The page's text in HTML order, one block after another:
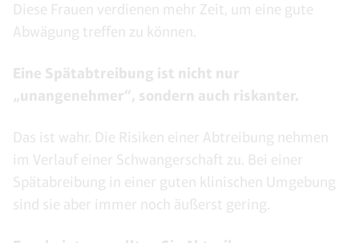
Diese Frauen verdienen mehr Zeit, um eine gute
Abwägung treffen zu können.
Eine Spätabtreibung ist nicht nur
„unangenehmer“, sondern auch riskanter.
Das ist wahr. Die Risiken einer Abtreibung nehmen
im Verlauf einer Schwangerschaft zu. Bei einer
Spätabreibung in einer guten klinischen Umgebung
sind sie aber immer noch äußerst gering.